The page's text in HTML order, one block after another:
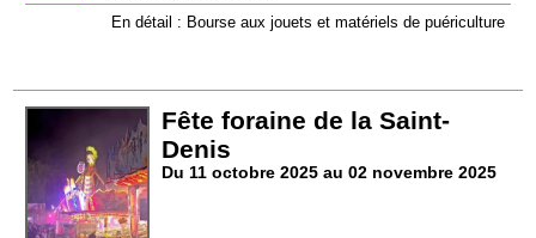
En détail : Bourse aux jouets et matériels de puériculture
Fête foraine de la Saint-
Denis
Du 11 octobre 2025 au 02 novembre 2025